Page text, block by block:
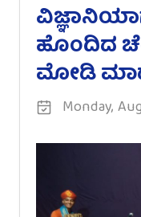
ಹೊಂದಿದ
ಮೋಡಿ
Monday,